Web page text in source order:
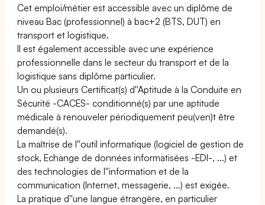
Cet emploi/métier est accessible avec un diplôme de
niveau Bac (professionnel) à bac+2 (BTS, DUT) en
transport et logistique.
Il est également accessible avec une expérience
professionnelle dans le secteur du transport et de la
logistique sans diplôme particulier.
Un ou plusieurs Certificat(s) d''Aptitude à la Conduite en
Sécurité -CACES- conditionné(s) par une aptitude
médicale à renouveler périodiquement peu(ven)t être
demandé(s).
La maîtrise de l''outil informatique (logiciel de gestion de
stock, Echange de données informatisées -EDI-, ...) et
des technologies de l''information et de la
communication (Internet, messagerie, ...) est exigée.
La pratique d''une langue étrangère, en particulier